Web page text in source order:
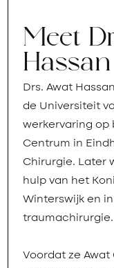
Meet
Hassan
Drs. Awat
de Universiteit
werkervaring op
Centrum in
Chirurgie. Later
hulp van het
Winterswijk en
traumachirurgie.
Voordat ze